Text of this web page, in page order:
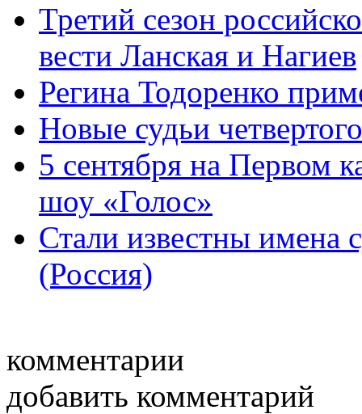
Третий сезон
вести Ланская и Нагиев
Регина Тодоренко
Новые судьи
5 сентября на Первом
шоу «Голос»
Стали известны имена
(Россия)
комментарии
добавить комментарий